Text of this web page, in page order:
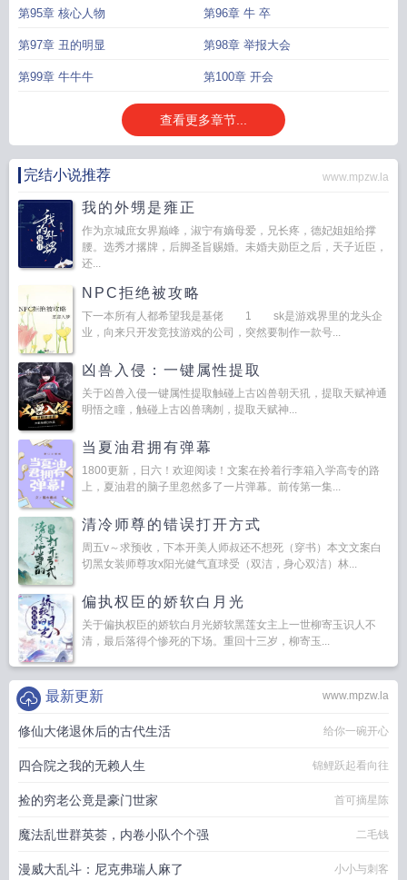
第95章 核心人物 第96章 牛 卒
第97章 丑的明显 第98章 举报大会
第99章 牛牛牛 第100章 开会
查看更多章节...
完结小说推荐 www.mpzw.la
我的外甥是雍正
作为京城庶女界巅峰，淑宁有嫡母爱，兄长疼，德妃姐姐给撑
腰。选秀才撂牌，后脚圣旨赐婚。未婚夫勋臣之后，天子近臣，
还...
NPC拒绝被攻略
下一本所有人都希望我是基佬 1 sk是游戏界里的龙头企
业，向来只开发竞技游戏的公司，突然要制作一款号...
凶兽入侵：一键属性提取
关于凶兽入侵一键属性提取触碰上古凶兽朝天犼，提取天赋神通
明悟之瞳，触碰上古凶兽璃刎，提取天赋神...
当夏油君拥有弹幕
1800更新，日六！欢迎阅读！文案在拎着行李箱入学高专的路
上，夏油君的脑子里忽然多了一片弹幕。前传第一集...
清冷师尊的错误打开方式
周五v～求预收，下本开美人师叔还不想死（穿书）本文文案白
切黑女装师尊攻x阳光健气直球受（双洁，身心双洁）林...
偏执权臣的娇软白月光
关于偏执权臣的娇软白月光娇软黑莲女主上一世柳寄玉识人不
清，最后落得个惨死的下场。重回十三岁，柳寄玉...
www.mpzw.la
最新更新
修仙大佬退休后的古代生活 给你一碗开心
四合院之我的无赖人生 锦鲤跃起看向往
捡的穷老公竟是豪门世家 首可摘星陈
魔法乱世群英荟，内卷小队个个强 二毛钱
漫威大乱斗：尼克弗瑞人麻了 小小与刺客